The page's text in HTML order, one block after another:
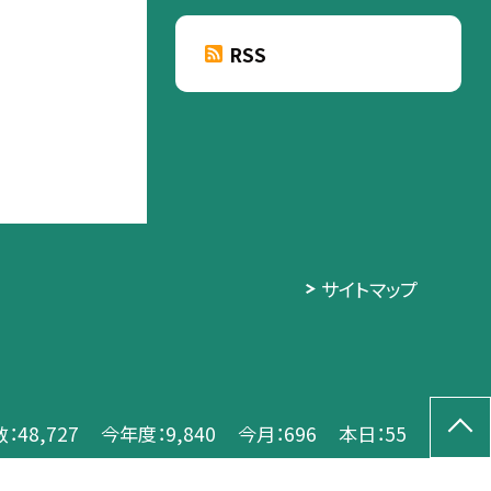
RSS
サイトマップ
48,727 今年度：9,840 今月：696 本日：55